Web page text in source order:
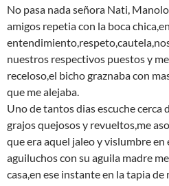
No pasa nada señora Nati,
amigos repetia con la boca
nuestros respectivos puestos y
receloso,el bicho graznaba con
que me alejaba.
Uno de tantos dias escuche cerca
grajos quejosos y revueltos,me
que era aquel jaleo y vislumbre
aguiluchos con su aguila madre
casa,en ese instante en la tapia